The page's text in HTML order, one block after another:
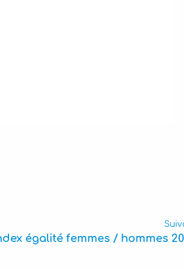
égalité femmes / hommes